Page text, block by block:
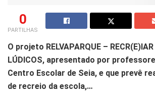
0
PARTILHAS
O projeto RELVAPARQUE –
LÚDICOS, apresentado por
Centro Escolar de Seia, e que prevê
de recreio da escola,…